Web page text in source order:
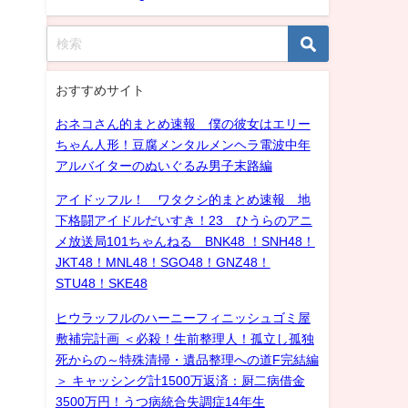
おすすめサイト
おネコさん的まとめ速報 僕の彼女はエリー
ちゃん人形！豆腐メンタルメンヘラ電波中年
アルバイターのぬいぐるみ男子末路編
アイドッフル！ ワタクシ的まとめ速報 地
下格闘アイドルだいすき！23 ひうらのアニ
メ放送局101ちゃんねる BNK48 ！SNH48！
JKT48！MNL48！SGO48！GNZ48！
STU48！SKE48
ヒウラッフルのハーニーフィニッシュゴミ屋
敷補完計画 ＜必殺！生前整理人！孤立し孤独
死からの～特殊清掃・遺品整理への道F完結編
＞ キャッシング計1500万返済：厨二病借金
3500万円！うつ病統合失調症14年生